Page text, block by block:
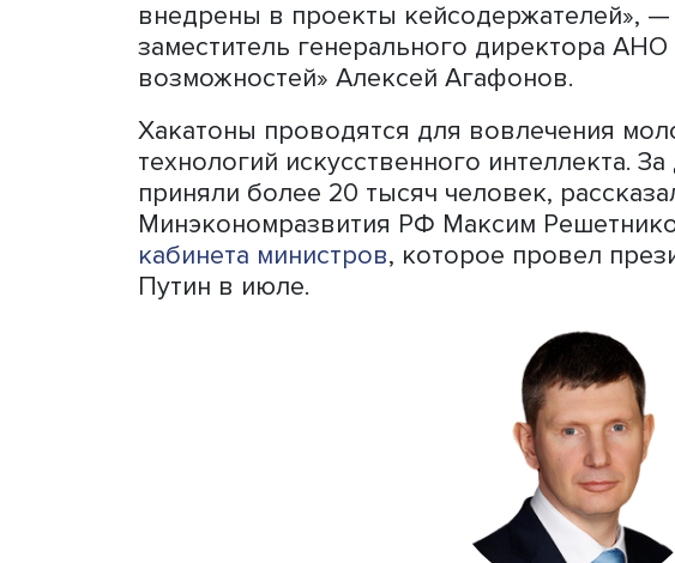
Алексей
«Третий сезон мы проводим
Нижнем Новгороде, но в этот раз
всероссийского масштаба: город
специалистов со всей страны.
показывает, что над
прорыв. Сезон: искусственный
разработчики, которые
что всероссийский хакатон
времени предложенные методы
внедрены в проекты
заместитель генерального
возможностей» Алексей Агафонов.